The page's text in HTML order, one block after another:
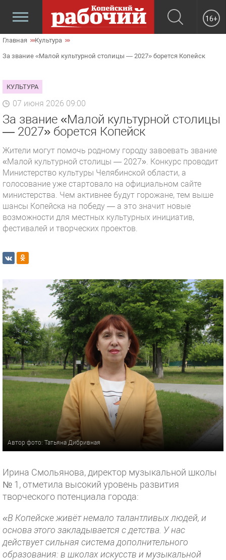
16+
Главная Культура
За звание «Малой культурной столицы — 2027» борется Копейск
КУЛЬТУРА
07 июня 2026 09:00
За звание «Малой культурной столицы
— 2027» борется Копейск
Жители могут помочь родному городу завоевать звание
«Малой культурной столицы — 2027». Конкурс проводит
Министерство культуры Челябинской области, а
голосование уже стартовало на официальном сайте
министерства. Чем активнее будут горожане, тем выше
шансы Копейска на победу — а это значит новые
возможности для местных культурных инициатив,
фестивалей и творческих проектов.
Автор фото: Татьяна Дибривная
Ирина Смольянова, директор музыкальной школы
№ 1, отметила высокий уровень развития
творческого потенциала города:
«В Копейске живёт немало талантливых людей, и
основа этого закладывается с детства. У нас
действует сильная система дополнительного
образования: в школах искусств и музыкальной